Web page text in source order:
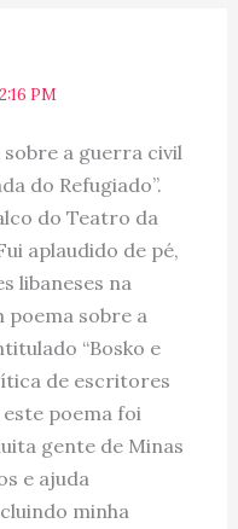
PM
sobre a guerra civil
do Refugiado”.
do Teatro da
aplaudido de pé,
libaneses na
poema sobre a
“Bosko e
de escritores
este poema foi
gente de Minas
e ajuda
minha